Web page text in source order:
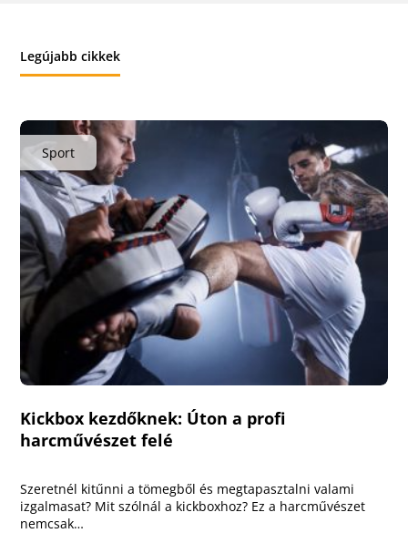
Legújabb cikkek
Sport
Kickbox kezdőknek: Úton a profi
harcművészet felé
Szeretnél kitűnni a tömegből és megtapasztalni valami
izgalmasat? Mit szólnál a kickboxhoz? Ez a harcművészet
nemcsak…